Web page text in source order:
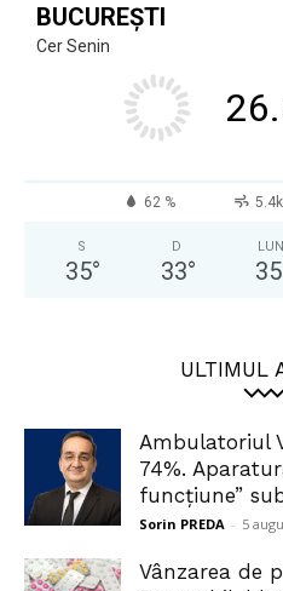
BUCUREȘTI
Cer Senin
62 %
S
35°
D
33°
LUN
35
ULTIMUL
Ambulatoriul
74%.
funcțiune”
Sorin PREDA - 5
Vânzarea de